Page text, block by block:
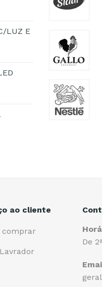
LUZ E
ao cliente
comprar
De